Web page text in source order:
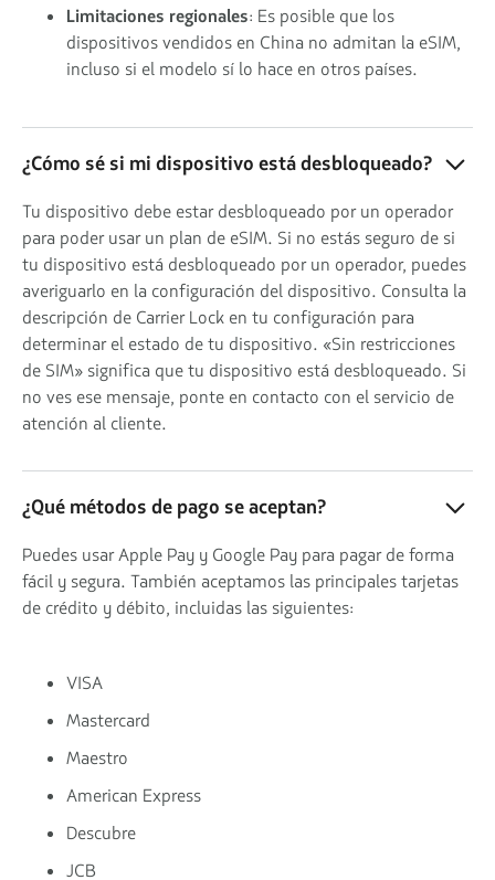
Limitaciones regionales: Es posible que los
dispositivos vendidos en China no admitan la eSIM,
incluso si el modelo sí lo hace en otros países.
¿Cómo sé si mi dispositivo está desbloqueado?
Tu dispositivo debe estar desbloqueado por un operador
para poder usar un plan de eSIM. Si no estás seguro de si
tu dispositivo está desbloqueado por un operador, puedes
averiguarlo en la configuración del dispositivo. Consulta la
descripción de Carrier Lock en tu configuración para
determinar el estado de tu dispositivo. «Sin restricciones
de SIM» significa que tu dispositivo está desbloqueado. Si
no ves ese mensaje, ponte en contacto con el servicio de
atención al cliente.
¿Qué métodos de pago se aceptan?
Puedes usar Apple Pay y Google Pay para pagar de forma
fácil y segura. También aceptamos las principales tarjetas
de crédito y débito, incluidas las siguientes:
VISA
Mastercard
Maestro
American Express
Descubre
JCB